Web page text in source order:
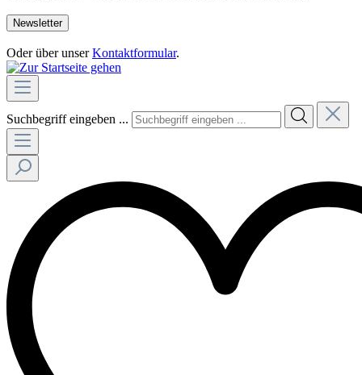
Newsletter
Oder über unserKontaktformular.
Suchbegriff eingeben ...